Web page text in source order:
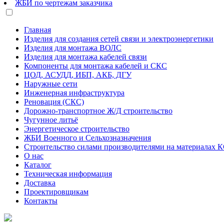
ЖБИ по чертежам заказчика
Главная
Изделия для создания сетей связи и электроэнергетики
Изделия для монтажа ВОЛС
Изделия для монтажа кабелей связи
Компоненты для монтажа кабелей и СКС
ЦОД, АСУДД, ИБП, АКБ, ДГУ
Наружные сети
Инженерная инфраструктура
Реновация (СКС)
Дорожно-транспортное Ж/Д строительство
Чугунное литьё
Энергетическое строительство
ЖБИ Военного и Сельхозназначения
Строительство силами производителями на материалах
О нас
Каталог
Техническая информация
Доставка
Проектировщикам
Контакты